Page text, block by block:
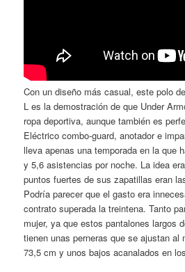
Con un diseño más casual, este polo
L es la demostración de que Under
ropa deportiva, aunque también es
Eléctrico combo-guard, anotador e
lleva apenas una temporada en la que
y 5,6 asistencias por noche. La idea
puntos fuertes de sus zapatillas eran
Podría parecer que el gasto era
contrato superada la treintena. Tanto
mujer, ya que estos pantalones largos
tienen unas perneras que se ajustan al
73,5 cm y unos bajos acanalados en